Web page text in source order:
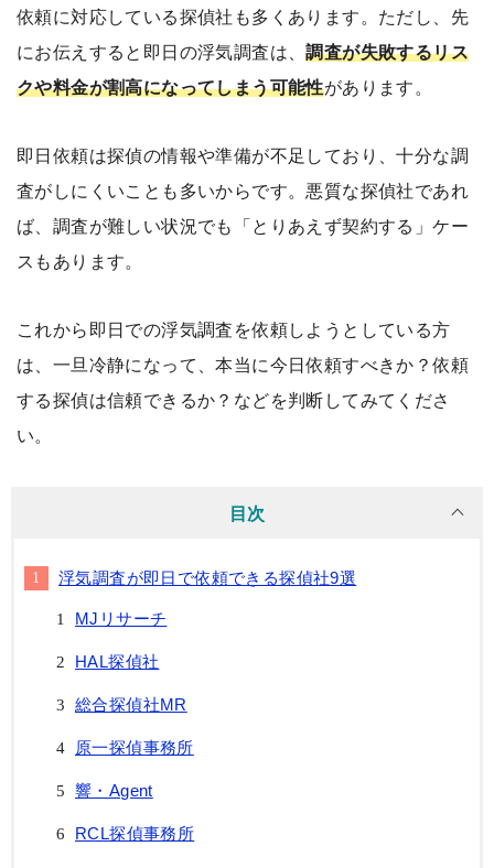
依頼に対応している探偵社も多くあります。ただし、先
にお伝えすると即日の浮気調査は、調査が失敗するリス
クや料金が割高になってしまう可能性があります。
即日依頼は探偵の情報や準備が不足しており、十分な調
査がしにくいことも多いからです。悪質な探偵社であれ
ば、調査が難しい状況でも「とりあえず契約する」ケー
スもあります。
これから即日での浮気調査を依頼しようとしている方
は、一旦冷静になって、本当に今日依頼すべきか？依頼
する探偵は信頼できるか？などを判断してみてくださ
い。
目次
浮気調査が即日で依頼できる探偵社9選
MJリサーチ
HAL探偵社
総合探偵社MR
原一探偵事務所
響・Agent
RCL探偵事務所